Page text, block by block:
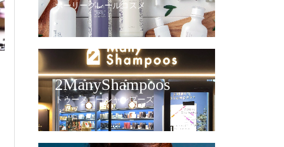
ホーリーグレールコスメ
2ManyShampoos
トゥーメニーシャンプーズ